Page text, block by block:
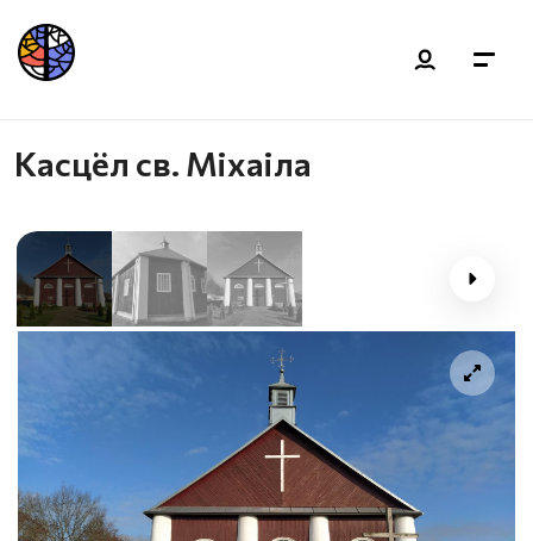
Касцёл св. Міхаіла